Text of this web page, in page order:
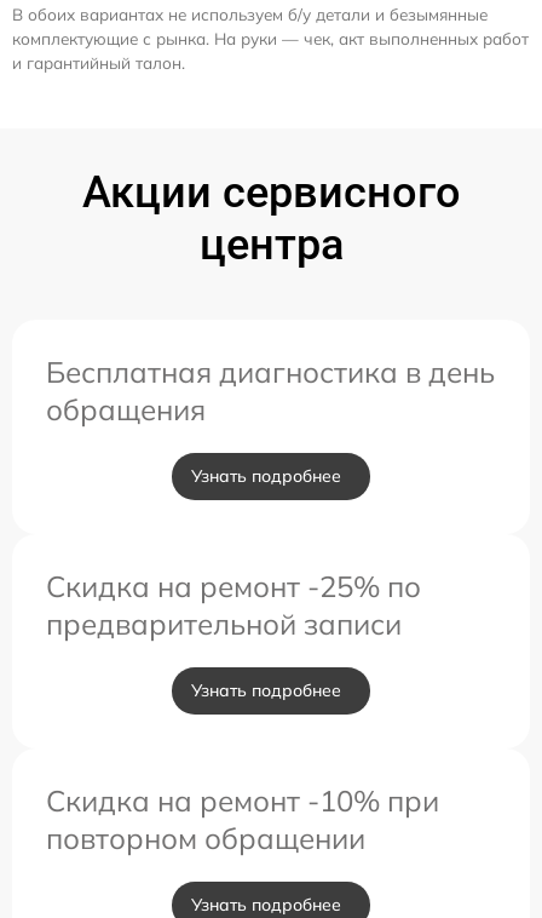
В обоих вариантах не используем б/у детали и безымянные
комплектующие с рынка. На руки — чек, акт выполненных работ
и гарантийный талон.
Акции сервисного
центра
Бесплатная диагностика в день
обращения
Узнать подробнее
Скидка на ремонт -25% по
предварительной записи
Узнать подробнее
Скидка на ремонт -10% при
повторном обращении
Узнать подробнее